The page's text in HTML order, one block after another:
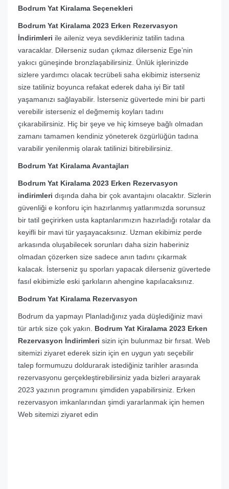
Bodrum Yat Kiralama Seçenekleri
Bodrum Yat Kiralama 2023 Erken Rezervasyon
İndirimleri ile aileniz veya sevdikleriniz tatilin tadına
varacaklar. Dilerseniz sudan çıkmaz dilerseniz Ege’nin
yakıcı güneşinde bronzlaşabilirsiniz. Ünlük işlerinizde
sizlere yardımcı olacak tecrübeli saha ekibimiz isterseniz
size tatiliniz boyunca refakat ederek daha iyi Bir tatil
yaşamanızı sağlayabilir. İsterseniz güvertede mini bir parti
verebilir isterseniz el değmemiş koyları tadını
çıkarabilirsiniz. Hiç bir şeye ve hiç kimseye bağlı olmadan
zamanı tamamen kendiniz yöneterek özgürlüğün tadına
varabilir yenilenmiş olarak tatilinizi bitirebilirsiniz.
Bodrum Yat Kiralama Avantajları
Bodrum Yat Kiralama 2023 Erken Rezervasyon
indirimleri dışında daha bir çok avantajını olacaktır. Sizlerin
güvenliği e konforu için hazırlanmış yatlarımızda sorunsuz
bir tatil geçirirken usta kaptanlarımızın hazırladığı rotalar da
keyifli bir mavi tür yaşayacaksınız. Uzman ekibimiz perde
arkasında oluşabilecek sorunları daha sizin haberiniz
olmadan çözerken size sadece anın tadını çıkarmak
kalacak. İsterseniz şu sporları yapacak dilerseniz güvertede
fasıl ekibimizle eski şarkıların ahengine kapılacaksınız.
Bodrum Yat Kiralama Rezervasyon
Bodrum da yapmayı Planladığınız yada düşlediğiniz mavi
tür artık size çok yakın. Bodrum Yat Kiralama 2023 Erken
Rezervasyon İndirimleri sizin için bulunmaz bir fırsat. Web
sitemizi ziyaret ederek sizin için en uygun yatı seçebilir
talep formumuzu doldurarak istediğiniz tarihler arasında
rezervasyonu gerçekleştirebilirsiniz yada bizleri arayarak
2023 yazının programını şimdiden yapabilirsiniz. Erken
rezervasyon imkanlarından şimdi yararlanmak için hemen
Web sitemizi ziyaret edin